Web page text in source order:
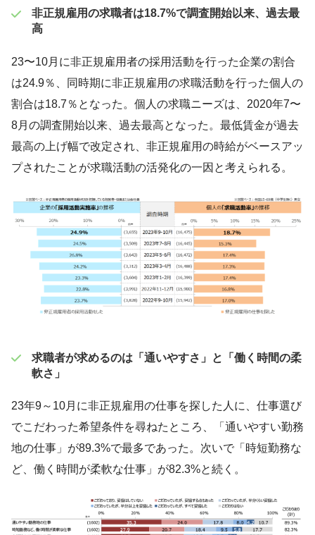
非正規雇用の求職者は18.7%で調査開始以来、過去最
高
23〜10月に非正規雇用者の採用活動を行った企業の割合
は24.9％、同時期に非正規雇用の求職活動を行った個人の
割合は18.7％となった。個人の求職ニーズは、2020年7〜
8月の調査開始以来、過去最高となった。最低賃金が過去
最高の上げ幅で改定され、非正規雇用の時給がベースアッ
プされたことが求職活動の活発化の一因と考えられる。
求職者が求めるのは「通いやすさ」と「働く時間の柔
軟さ」
23年9～10月に非正規雇用の仕事を探した人に、仕事選び
でこだわった希望条件を尋ねたところ、「通いやすい勤務
地の仕事」が89.3%で最多であった。次いで「時短勤務な
ど、働く時間が柔軟な仕事」が82.3%と続く。